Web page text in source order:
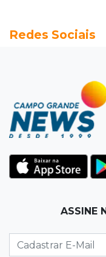
Pantaneiro que
Operação
Discord é
de menores
MS chega a 25
número de
Fraude
transferências
Redes Sociais
ASSINE